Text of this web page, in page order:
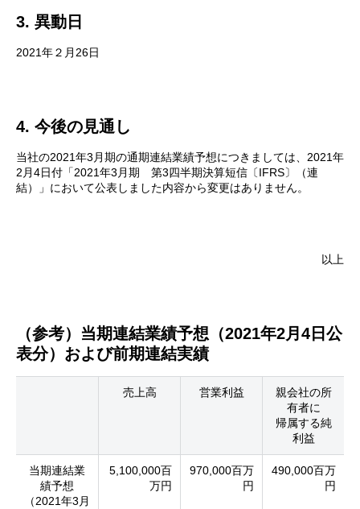
3. 異動日
2021年２月26日
4. 今後の見通し
当社の2021年3月期の通期連結業績予想につきましては、2021年
2月4日付「2021年3月期 第3四半期決算短信〔IFRS〕（連
結）」において公表しました内容から変更はありません。
以上
（参考）当期連結業績予想（2021年2月4日公
表分）および前期連結実績
売上高 営業利益
親会社の所
有者に
帰属する純
利益
当期連結業
績予想
（2021年3月
5,100,000百
万円
970,000百万
円
490,000百万
円